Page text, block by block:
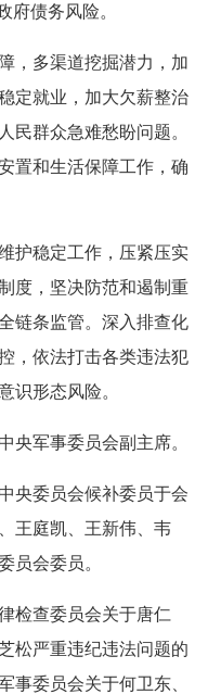
府债务风险。
，多渠道挖掘潜力，加
定就业，加大欠薪整治
民群众急难愁盼问题。
置和生活保障工作，确
护稳定工作，压紧压实
度，坚决防范和遏制重
链条监管。深入排查化
，依法打击各类违法犯
识形态风险。
央军事委员会副主席。
央委员会候补委员于会
王庭凯、王新伟、韦
员会委员。
检查委员会关于唐仁
松严重违纪违法问题的
事委员会关于何卫东、